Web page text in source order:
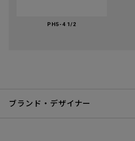
PH5-4 1/2
ブランド・デザイナー